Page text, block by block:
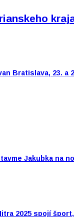
Bratislava, 23. a
Jakubka na
2025 spojí